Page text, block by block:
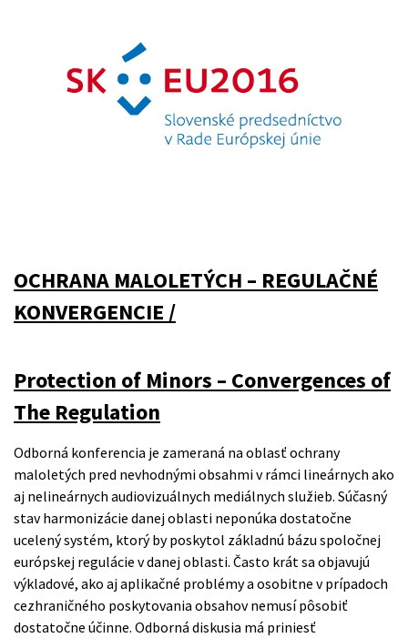
OCHRANA MALOLETÝCH – REGULAČNÉ
KONVERGENCIE /
Protection of Minors – Convergences of
The Regulation
Odborná konferencia je zameraná na oblasť ochrany
maloletých pred nevhodnými obsahmi v rámci lineárnych ako
aj nelineárnych audiovizuálnych mediálnych služieb. Súčasný
stav harmonizácie danej oblasti neponúka dostatočne
ucelený systém, ktorý by poskytol základnú bázu spoločnej
európskej regulácie v danej oblasti. Často krát sa objavujú
výkladové, ako aj aplikačné problémy a osobitne v prípadoch
cezhraničného poskytovania obsahov nemusí pôsobiť
dostatočne účinne. Odborná diskusia má priniesť